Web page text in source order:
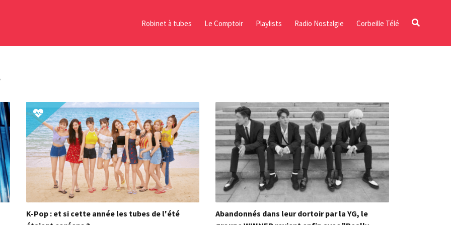
Robinet à tubes Le Comptoir Playlists Radio Nostalgie Corbeille Télé
K-Pop : et si cette année les tubes de l'été
Abandonnés dans leur dortoir par la YG, le